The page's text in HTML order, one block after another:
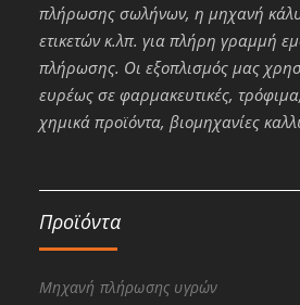
πλήρωσης σωλήνων, η μηχανή
ετικετών κ.λπ. για πλήρη γραμμή
πλήρωσης. Οι εξοπλισμός μας
ευρέως σε φαρμακευτικές,
χημικά προϊόντα, βιομηχανίες
Προϊόντα
Μηχανή πλήρωσης υγρών